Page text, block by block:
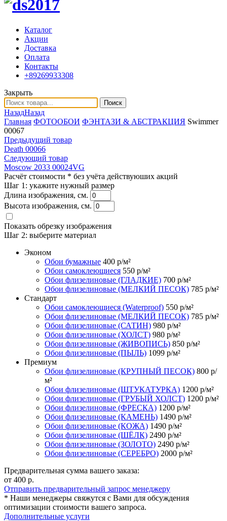
Каталог
Акции
Доставка
Оплата
Контакты
+89269933308
Закрыть
Поиск
НазадНазад
Главная ФОТООБОИ ФЭНТАЗИ & АБСТРАКЦИЯ Swimmer
00067
Предыдущий товар
Death 00066
Следующий товар
Moscow 2033 00024VG
Расчёт стоимости * без учёта действуюших акций
Шаг 1: укажите нужный размер
Длина изображения, см.
Высота изображения, см.
Показать обрезку изображения
Шаг 2: выберите материал
Эконом
Обои бумажные 400 р/м²
Обои самоклеющиеся 550 р/м²
Обои флизелиновые (ГЛАДКИЕ) 700 р/м²
Обои флизелиновые (МЕЛКИЙ ПЕСОК) 785 р/м²
Стандарт
Обои самоклеющиеся (Waterproof) 550 р/м²
Обои флизелиновые (МЕЛКИЙ ПЕСОК) 785 р/м²
Обои флизелиновые (САТИН) 980 р/м²
Обои флизелиновые (ХОЛСТ) 980 р/м²
Обои флизелиновые (ЖИВОПИСЬ) 850 р/м²
Обои флизелиновые (ПЫЛЬ) 1099 р/м²
Премиум
Обои флизелиновые (КРУПНЫЙ ПЕСОК) 800 р/
м²
Обои флизелиновые (ШТУКАТУРКА) 1200 р/м²
Обои флизелиновые (ГРУБЫЙ ХОЛСТ) 1200 р/м²
Обои флизелиновые (ФРЕСКА) 1200 р/м²
Обои флизелиновые (КАМЕНЬ) 1490 р/м²
Обои флизелиновые (КОЖА) 1490 р/м²
Обои флизелиновые (ШЁЛК) 2490 р/м²
Обои флизелиновые (ЗОЛОТО) 2490 р/м²
Обои флизелиновые (СЕРЕБРО) 2000 р/м²
Предварительная сумма вашего заказа:
от 400 р.
Отправить предварительный запрос менеджеру
* Наши менеджеры свяжутся с Вами для обсуждения
оптимизации стоимости вашего запроса.
Дополнительные услуги